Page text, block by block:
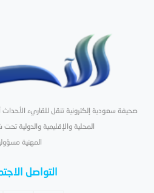
صحيفة سعودية إلكترونية تنقل للقاريء الأحداث
المحلية والإقليمية والدولية تحت
المهنية
التواصل